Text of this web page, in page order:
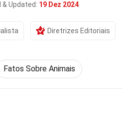
& Updated: 19 Dez 2024
Diretrizes Editoriais
Fatos Sobre Animais